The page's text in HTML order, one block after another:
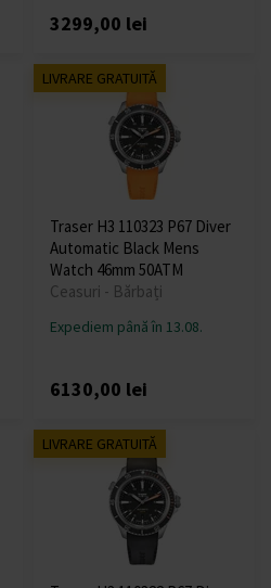
3299,00 lei
LIVRARE GRATUITĂ
Traser H3 110323 P67 Diver
Automatic Black Mens
Watch 46mm 50ATM
Ceasuri - Bărbați
Expediem până în 13.08.
6130,00 lei
LIVRARE GRATUITĂ